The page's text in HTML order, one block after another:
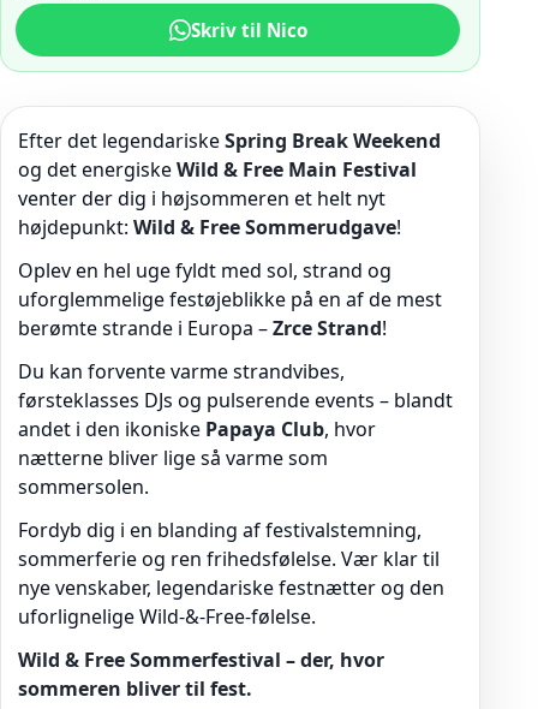
Skriv til Nico
Efter det legendariskeSpring Break Weekend
og det energiskeWild & Free Main Festival
venter der dig i højsommeren et helt nyt
højdepunkt: Wild & Free Sommerudgave!
Oplev en hel uge fyldt med sol, strand og
uforglemmelige festøjeblikke på en af de mest
berømte strande i Europa –Zrce Strand!
Du kan forvente varme strandvibes,
førsteklasses DJs og pulserende events – blandt
andet i den ikoniske Papaya Club, hvor
nætterne bliver lige så varme som
sommersolen.
Fordyb dig i en blanding af festivalstemning,
sommerferie og ren frihedsfølelse. Vær klar til
nye venskaber, legendariske festnætter og den
uforlignelige Wild-&-Free-følelse.
Wild & Free Sommerfestival – der, hvor
sommeren bliver til fest.